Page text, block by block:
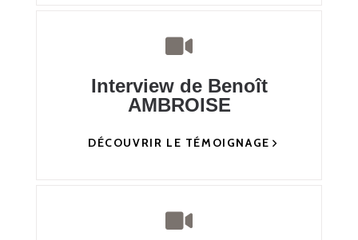
Interview de Benoît
AMBROISE
DÉCOUVRIR LE TÉMOIGNAGE